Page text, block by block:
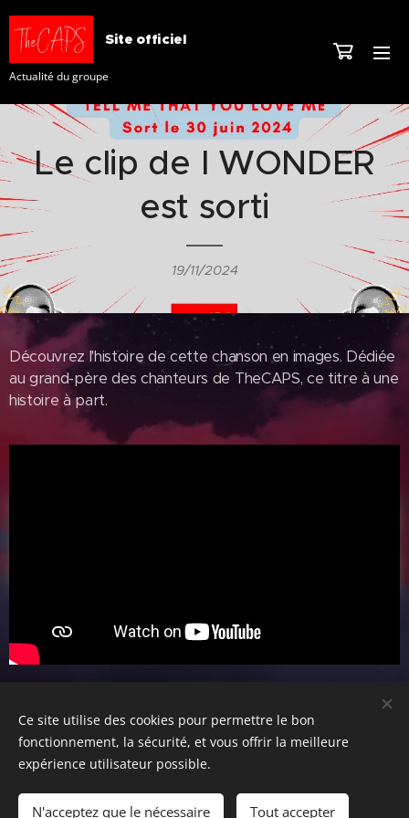
Site officiel
Actualité du groupe
Le clip de I WONDER
est sorti
19/11/2024
Découvrez l'histoire de cette chanson en images. Dédiée
au grand-père des chanteurs de TheCAPS, ce titre à une
histoire à part.
© 2024 TheCAPSofficial. Tous droits réservés.
Ce site utilise des cookies pour permettre le bon
fonctionnement, la sécurité, et vous offrir la meilleure
expérience utilisateur possible.
N'acceptez que le nécessaire Tout accepter